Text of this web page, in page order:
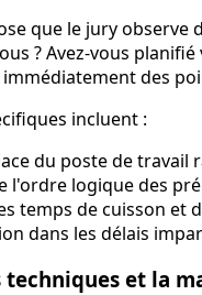
que le jury observe
? Avez-vous
des
incluent :
du poste de travail
l'ordre logique des
temps de cuisson et
dans les délais
techniques et la